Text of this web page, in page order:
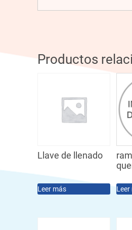
Productos
Llave de llenado
Leer más Leer